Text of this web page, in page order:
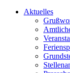
Aktuelles